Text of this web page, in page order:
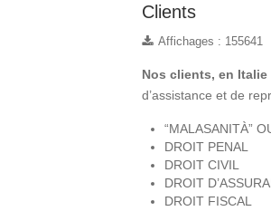
Clients
Affichages : 155641
Nos clients, en Italie
d’assistance et de
“MALASANITÀ”
DROIT PENAL
DROIT CIVIL
DROIT
DROIT FISCAL